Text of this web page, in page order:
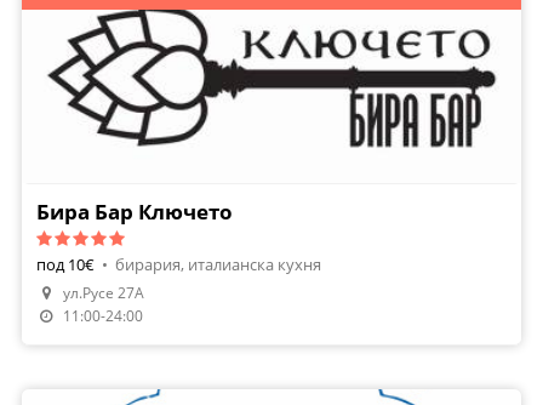
Направи Резервация
Поръчай Храна
Бира Бар Ключето
под 10€ • бирария, италианска кухня
ул.Русе 27А
11:00-24:00